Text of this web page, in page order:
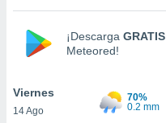
aceptar
de
¡Descarga GRATIS
Meteored!
Viernes
14 Ago
70%
0.2 mm